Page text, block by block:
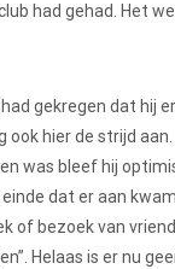
had gehad. Het
gekregen dat hij
ook hier de strijd
was bleef hij
dat er aan
of bezoek van
Helaas is er nu